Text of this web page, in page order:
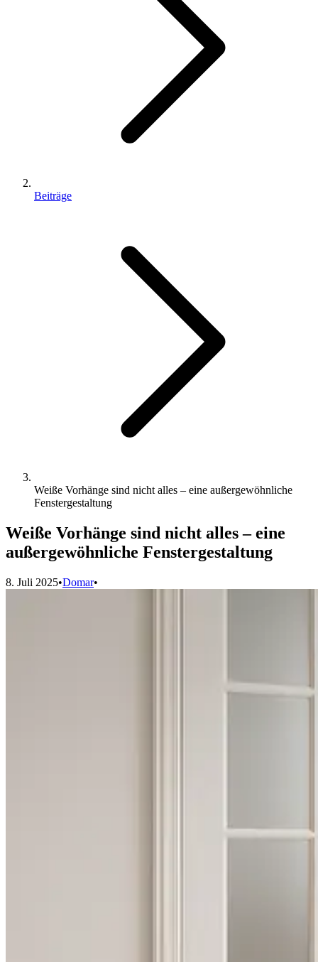
Beiträge
Weiße Vorhänge sind nicht alles – eine außergewöhnliche
Fenstergestaltung
Weiße Vorhänge sind nicht alles – eine
außergewöhnliche Fenstergestaltung
8. Juli 2025•Domar•